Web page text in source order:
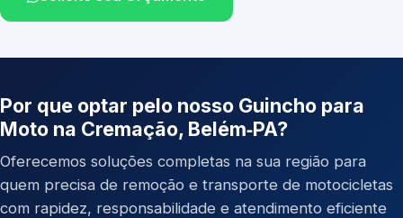
Por que optar pelo nosso Guincho para
Moto na Cremação, Belém‑PA?
Oferecemos soluções completas na sua região para
quem precisa de remoção e transporte de motocicletas
com rapidez, responsabilidade e atendimento eficiente